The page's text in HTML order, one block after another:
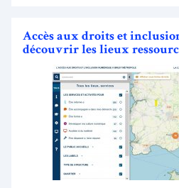
Accès aux droits et
découvrir les lieux